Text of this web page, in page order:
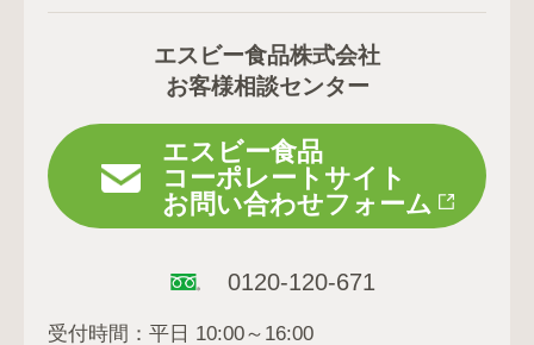
エスビー食品株式会社
お客様相談センター
エスビー食品
コーポレートサイト
お問い合わせフォーム
0120-120-671
受付時間：平日 10:00～16:00